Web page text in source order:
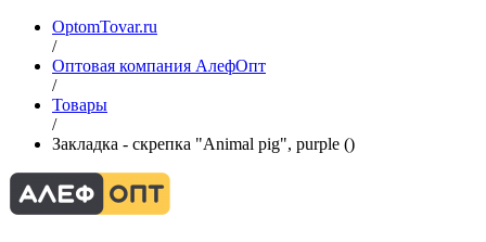
OptomTovar.ru
/
Оптовая компания АлефОпт
/
Товары
/
Закладка - скрепка "Animal pig", purple ()